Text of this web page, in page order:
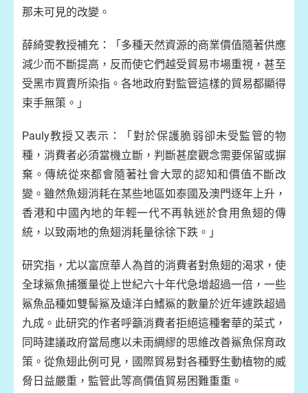
那未可見的改變。
薛綺雯教授補充：「多種天然資源的商業價值隨著供應
減少而不斷提高，反而使它們越受貿易巿場重視，甚至
受黑巿買賣所染指。各地政府對監管這樣的貿易都顯得
束手無策。」
Pauly教授又表示：「對於保護脆弱卻未受監管的物
種，消費者必須當機立斷，判斷甚麼觀念需要保留或摒
棄。傳統從來都會隨著社會大眾的認知和價值不斷改
變。雖然魚翅消耗在某些地區如泰國及澳門逐年上升，
香港和中國內地的年輕一代不再執迷於食用魚翅的傳
統，以致兩地的魚翅消耗量徐徐下跌。」
研究指，尤以富庶華人為首的消費者對魚翅的渴求，使
全球鯊魚捕獲量從上世紀六十年代急增超過一倍，一些
鯊魚品種如雙髻鯊及遠洋白鰭鯊的數量於近年遽跌超過
九成。此研究的作者呼籲消費者拒絕這種奢華的菜式，
同時建議政府當局應以未雨綢繆的思維改善鯊魚保育政
策。從魚翅此例可見，國際貿易對各種野生動植物的威
脅日益嚴重，監管此等高價值貿易困難重重。